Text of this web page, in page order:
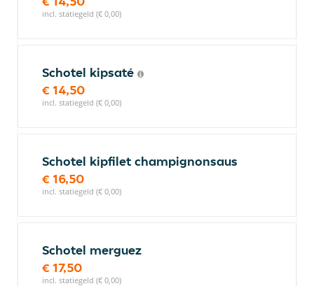
incl. statiegeld (€ 0,00)
Schotel kipsaté
€ 14,50
incl. statiegeld (€ 0,00)
Schotel kipfilet champignonsaus
€ 16,50
incl. statiegeld (€ 0,00)
Schotel merguez
€ 17,50
incl. statiegeld (€ 0,00)